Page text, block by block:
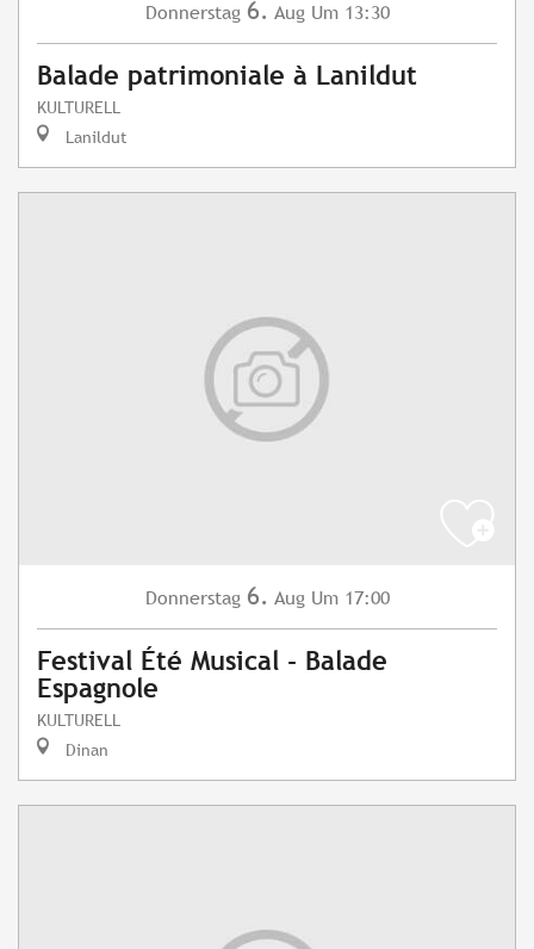
Donnerstag 6. Aug Um 13:30
Balade patrimoniale à Lanildut
KULTURELL
Lanildut
Donnerstag 6. Aug Um 17:00
Festival Été Musical - Balade
Espagnole
KULTURELL
Dinan